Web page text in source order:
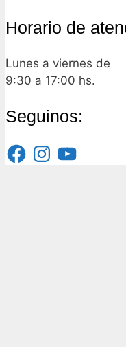
Horario de
Lunes a viernes de
9:30 a 17:00 hs.
Seguinos:
Facebook
InstagramYouTube